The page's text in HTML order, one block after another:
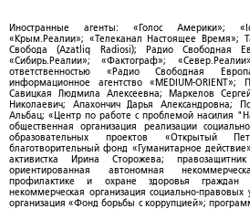
Иностранные агенты: «Голос Америки»;
«Крым.Реалии»; «Телеканал Настоящее Время»;
Свобода (Azatliq Radiosi); Радио Свободная
«Сибирь.Реалии»; «Фактограф»;
ответственностью «Радио Свободная
информационное агентство «MEDIUM-ORIENT»;
Савицкая Людмила Алексеевна; Маркелов
Николаевич; Апахончич Дарья Александровна;
Альбац; «Центр по работе с проблемой насилия
общественная организация реализации
образовательных проектов «Открытый
благотворительный фонд «Гуманитарное
активистка Ирина Сторожева;
ориентированная автономная
профилактике и охране здоровья граждан
некоммерческая организация социально-правовых
организация «Фонд борьбы с коррупцией»;